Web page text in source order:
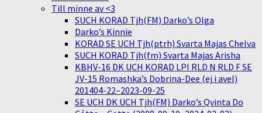
Till minne av <3
SUCH KORAD Tjh(FM) Darko’s Olga
Darko’s Kinnie
KORAD SE UCH Tjh(ptrh) Svarta Majas Chelva
SUCH KORAD Tjh(fm) Svarta Majas Arisha
KBHV-16 DK UCH KORAD LPI RLD N RLD F SE
JV-15 Romashka’s Dobrina-Dee (ej i avel)
201404-22–2023-09-25
SE UCH DK UCH Tjh(FM) Darko’s Qvinta Do